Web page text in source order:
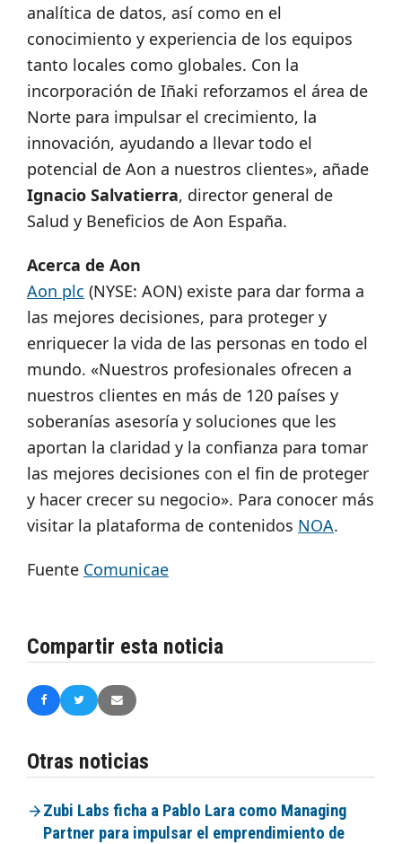
analítica de datos, así como en el
conocimiento y experiencia de los equipos
tanto locales como globales. Con la
incorporación de Iñaki reforzamos el área de
Norte para impulsar el crecimiento, la
innovación, ayudando a llevar todo el
potencial de Aon a nuestros clientes», añade
Ignacio Salvatierra, director general de
Salud y Beneficios de Aon España.
Acerca de Aon
Aon plc (NYSE: AON) existe para dar forma a
las mejores decisiones, para proteger y
enriquecer la vida de las personas en todo el
mundo. «Nuestros profesionales ofrecen a
nuestros clientes en más de 120 países y
soberanías asesoría y soluciones que les
aportan la claridad y la confianza para tomar
las mejores decisiones con el fin de proteger
y hacer crecer su negocio». Para conocer más
visitar la plataforma de contenidos NOA.
Fuente Comunicae
Compartir esta noticia
Otras noticias
Zubi Labs ficha a Pablo Lara como Managing
Partner para impulsar el emprendimiento de